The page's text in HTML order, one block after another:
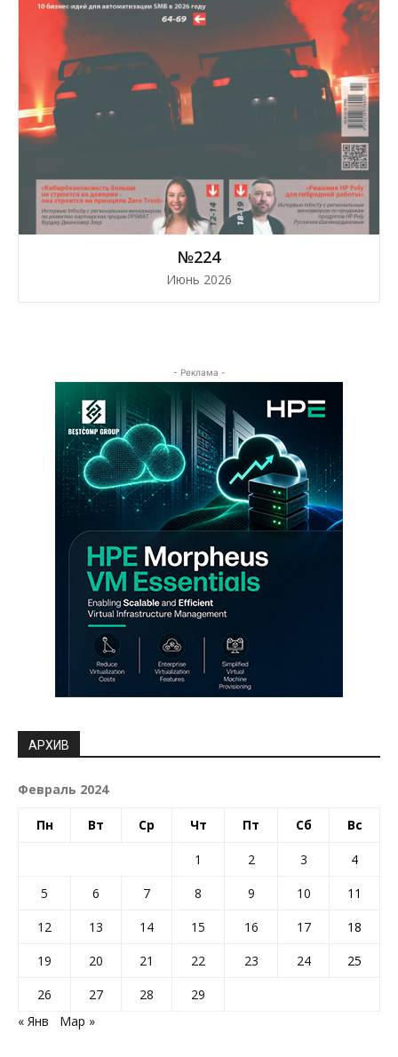
№224
Июнь 2026
- Реклама -
АРХИВ
Февраль 2024
Пн Вт Ср Чт Пт Сб Вс
1 2 3
4
5
6 7 8 9 10
11
12
13 14 15 16 17
18
19
20 21 22 23 24
25
26
27 28
29
« Янв
Мар »